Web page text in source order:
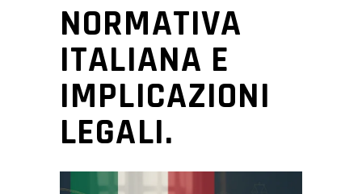
NORMATIVA
ITALIANA E
IMPLICAZIONI
LEGALI.